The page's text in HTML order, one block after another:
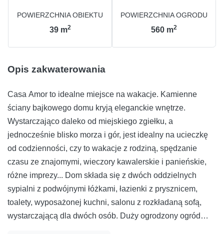
POWIERZCHNIA OBIEKTU
39 m2
POWIERZCHNIA OGRODU
560 m2
Opis zakwaterowania
Casa Amor to idealne miejsce na wakacje. Kamienne
ściany bajkowego domu kryją eleganckie wnętrze.
Wystarczająco daleko od miejskiego zgiełku, a
jednocześnie blisko morza i gór, jest idealny na ucieczkę
od codzienności, czy to wakacje z rodziną, spędzanie
czasu ze znajomymi, wieczory kawalerskie i panieńskie,
różne imprezy... Dom składa się z dwóch oddzielnych
sypialni z podwójnymi łóżkami, łazienki z prysznicem,
toalety, wyposażonej kuchni, salonu z rozkładaną sofą,
wystarczającą dla dwóch osób. Duży ogrodzony ogród